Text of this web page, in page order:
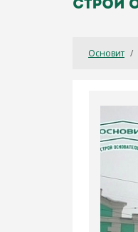
Основит /